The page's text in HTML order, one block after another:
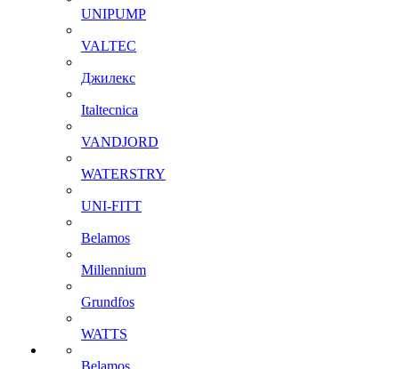
UNIPUMP
VALTEC
Джилекс
Italtecnica
VANDJORD
WATERSTRY
UNI-FITT
Belamos
Millennium
Grundfos
WATTS
Belamos